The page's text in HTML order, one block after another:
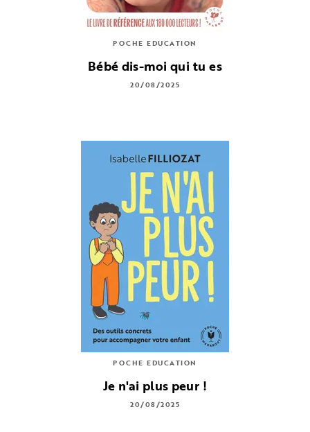
POCHE EDUCATION
Bébé dis-moi qui tu es
20/08/2025
POCHE EDUCATION
Je n'ai plus peur !
20/08/2025